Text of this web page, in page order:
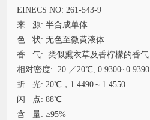
EINECS NO: 261-543-9
来 源: 半合成单体
色 状: 无色至微黄液体
香 气: 类似熏衣草及香柠檬的香气
相对密度: 20 ／20℃, 0.9300~0.9390
折 光: 20℃，1.4490～1.4550
闪 点: 88℃
含 量: ≥95%